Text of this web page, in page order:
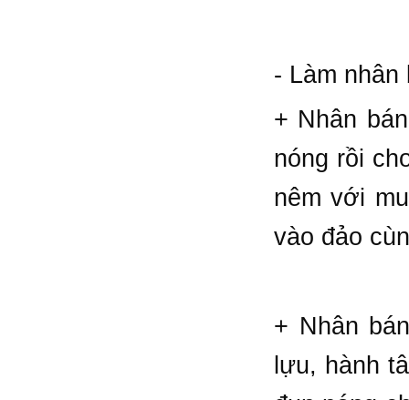
- Làm nhân
+ Nhân
nóng rồi
nêm với
vào đảo
+ Nhân
lựu, hành